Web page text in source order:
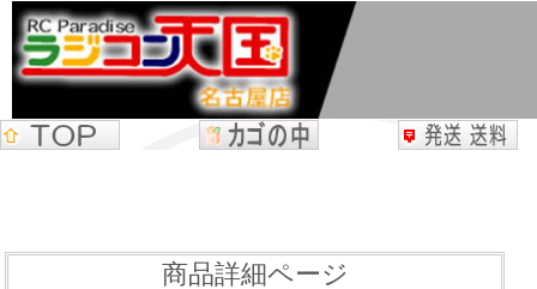
商品詳細ページ